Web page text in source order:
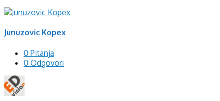
Junuzovic Kopex
0 Pitanja
0 Odgovori